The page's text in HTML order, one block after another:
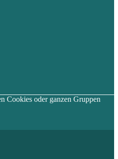
Cookies oder ganzen Gruppen